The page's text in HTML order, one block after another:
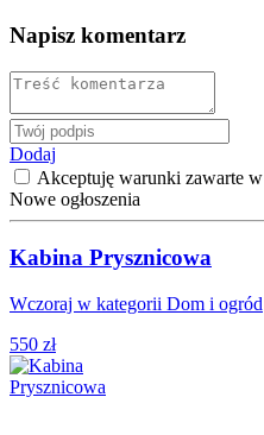
Napisz komentarz
Dodaj
Akceptuję warunki zawarte w
Nowe ogłoszenia
Kabina Prysznicowa
Wczoraj w kategorii Dom i ogród
550 zł